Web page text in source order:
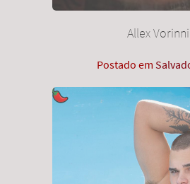
Allex Vorinni
Postado em